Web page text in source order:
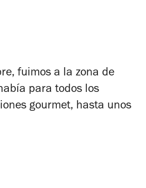
fuimos a la zona de
para todos los
gourmet, hasta unos